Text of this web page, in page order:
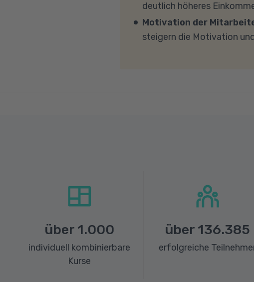
Fragen sprechen Sie uns
deutlich höheres
Motivation der
steigern die Motivation
über 1.000
individuell kombinierbare
Kurse
über 136.385
erfolgreiche